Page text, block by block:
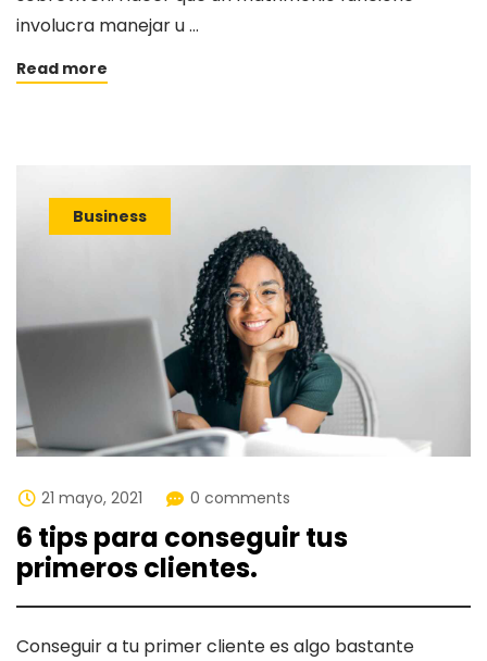
involucra manejar u …
Read more
Business
21 mayo, 2021 0 comments
6 tips para conseguir tus
primeros clientes.
Conseguir a tu primer cliente es algo bastante